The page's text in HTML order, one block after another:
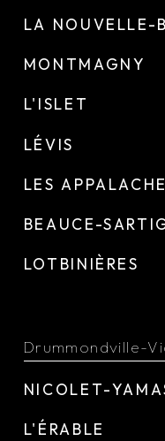
LA NOUVELLE-
MONTMAGNY
L'ISLET
LÉVIS
LES
BEAUCE-
LOTBINIÈRES
Drummondville-
NICOLET-
L'ÉRABLE